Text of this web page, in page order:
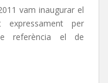
vam inaugurar el
per
referència el de